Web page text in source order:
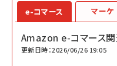
e-コマース
Amazon e-コマース
更新日時：2026/06/26 19:05
マーケ